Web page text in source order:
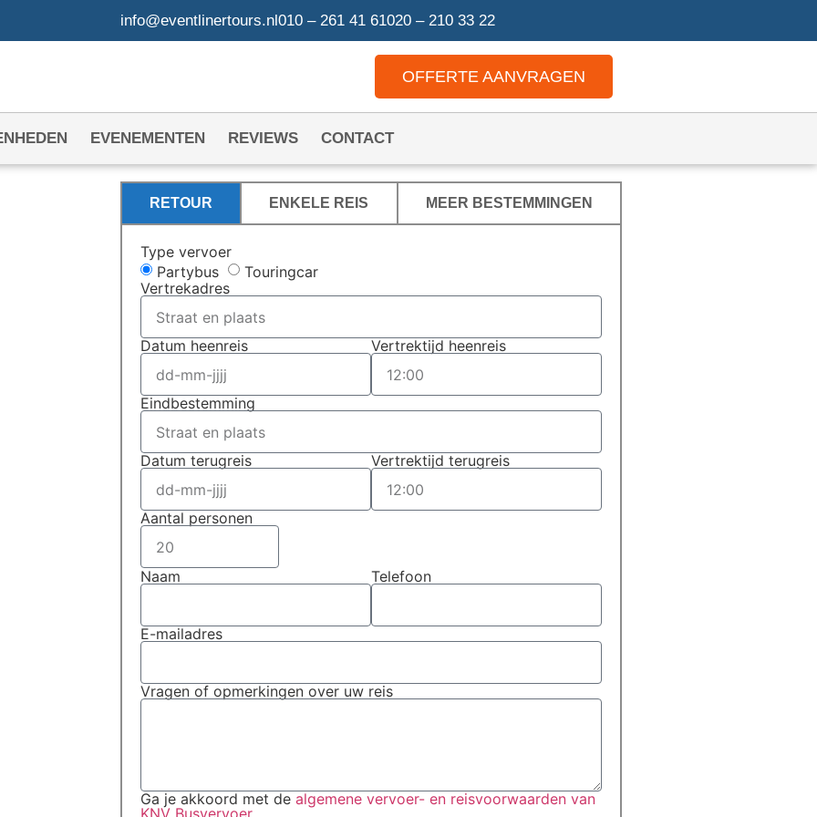
info@eventlinertours.nl010 – 261 41 61020 – 210 33 22
OFFERTE AANVRAGEN
EVENEMENTEN REVIEWS CONTACT
RETOUR ENKELE REIS MEER BESTEMMINGEN
Type vervoer
Partybus
Touringcar
Vertrekadres
Datum heenreis Vertrektijd heenreis
Eindbestemming
Datum terugreis Vertrektijd terugreis
Aantal personen
Naam Telefoon
E-mailadres
Vragen of opmerkingen over uw reis
Ga je akkoord met de algemene vervoer- en reisvoorwaarden van